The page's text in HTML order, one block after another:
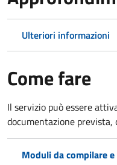
Ulteriori informazioni
Come fare
Il servizio può essere
documentazione prevista,
Moduli da compilare